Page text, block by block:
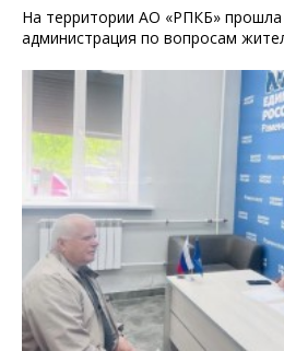
На территории АО «РПКБ» прошла
администрация по вопросам